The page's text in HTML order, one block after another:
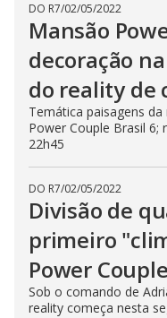
DO R7/02/05/2022
Mansão
decoração
do reality de
Temática paisagens
Power Couple Brasil 6;
22h45
DO R7/02/05/2022
Divisão de
primeiro
Power
Sob o comando de
reality começa nesta